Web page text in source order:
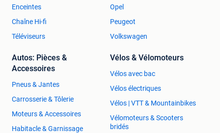
Enceintes
Chaîne Hi-fi
Téléviseurs
Opel
Peugeot
Volkswagen
Autos: Pièces &
Accessoires
Pneus & Jantes
Carrosserie & Tôlerie
Moteurs & Accessoires
Habitacle & Garnissage
Vélos & Vélomoteurs
Vélos avec bac
Vélos électriques
Vélos | VTT & Mountainbikes
Vélomoteurs & Scooters
bridés